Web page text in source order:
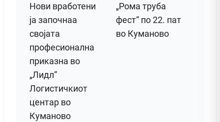
Нови вработени
ја започнаа
својата
професионална
приказна во
„Лидл“
Логистичкиот
центар во
Куманово
„Рома труба
фест“ по 22. пат
во Куманово